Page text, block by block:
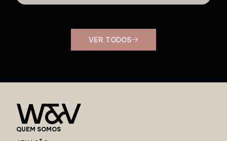
VER TODOS
QUEM SOMOS